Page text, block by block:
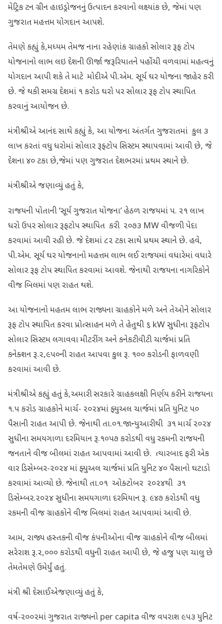
મેટ્રિક ટન ગ્રીન હાઇડ્રોજનનું ઉત્પાદન કરવાનો લક્ષ્યાંક છે, જેમાં પણ
ગુજરાત મહત્તમ યોગદાન આપશે.
તેમણે કહ્યું કે,મધ્યમ તેમજ નાના રહેણાંક ગ્રાહકો સોલાર રૂફ ટોપ
યોજનાનો લાભ લઇ દેશની ઊર્જા જરૂરિયાતને પહોંચી વળવામાં મહત્વનું
યોગદાન આપી શકે તે માટે મોદીએ પી.એમ. સૂર્ય ઘર યોજના જાહેર કરી
છે. જે થકી સમગ્ર દેશમાં ૧ કરોડ ઘરો પર સોલાર રૂફ ટોપ સ્થાપિત
કરવાનું આયોજન છે.
મંત્રીશ્રીએ આનંદ સાથે કહ્યું કે, આ યોજના અંતર્ગત ગુજરાતમાં કુલ ૩
લાખ કરતાં વધુ ધરોમાં સોલાર રૂફ્ટોપ સિસ્ટમ સ્થાપવામાં આવી છે, જે
દેશના ૪૦ ટકા છે,જેમાં પણ ગુજરાત દેશભરમાં પ્રથમ સ્થાને છે.
મંત્રીશ્રીએ જણાવ્યું હતું કે,
રાજયની પોતાની ‘સૂર્ય ગુજરાત યોજના’ હેઠળ રાજયમાં ૫. ૨૧ લાખ
ધરો ઉપર સોલાર રૂફટોપ સ્થાપિત કરી ૨૦૭૩ MW વીજળી પેદા
કરવામાં આવી રહી છે. જે દેશમાં ૮૨ ટકા સાથે પ્રથમ સ્થાને છે. હવે,
પી.એમ. સૂર્ય ઘર યોજનાનો મહત્તમ લાભ લઈ રાજયમાં વધારેમાં વધારે
સોલાર રૂફ ટોપ સ્થાપિત કરવામાં આવશે. જેનાથી રાજયના નાગરિકોને
વીજ બિલમાં પણ રાહત થશે.
આ યોજનાનો મહતમ લાભ રાજ્યના ગ્રાહકોને મળે અને તેઓને સોલાર
રૂફ ટોપ સ્થાપિત કરવા પ્રોત્સાહન મળે તે હેતુથી ૬ kW સુધીના રૂફટોપ
સોલાર સિસ્ટમ લગાવવા મીટરીંગ અને કનેકટીવીટી ચાર્જમાં પ્રતિ
કનેક્શન રૂ.૨,૯૫૦ની રાહત આપવા કુલ રૂ. ૧૦૦ કરોડની ફાળવણી
કરવામાં આવી છે.
મંત્રીશ્રીએ કહ્યું હતું કે,અમારી સરકારે ગ્રાહકલક્ષી નિર્ણય કરીને રાજયના
૧.૫ કરોડ ગ્રાહકોને માર્ચ- ૨૦૨૪માં ફ્યુઅલ ચાર્જમાં પ્રતિ યુનિટ ૫૦
પૈસાની રાહત આપી છે. જેનાથી તા.૦૧.જાન્યુઆરીથી ૩૧ માર્ચ ૨૦૨૪
સુધીના સમયગાળા દરમિયાન રૂ.૧૦૫૭ કરોડથી વધુ રકમની રાજયની
જનતાને વીજ બીલમાં રાહત આપવામાં આવી છે. ત્યારબાદ ફરી એક
વાર ડિસેમ્બર-૨૦૨૪ માં ફ્યુઅલ ચાર્જમાં પ્રતિ યુનિટ ૪૦ પૈસાનો ઘટાડો
કરવામાં આવ્યો છે. જેનાથી તા.૦૧ ઓક્ટોબર ૨૦૨૪થી ૩૧
ડિસેમ્બર.૨૦૨૪ સુધીના સમયગાળા દરમિયાન રૂ. ૯૪૭ કરોડથી વધુ
રકમની વીજ ગ્રાહકોને વીજ બિલમાં રાહત આપવામાં આવી છે.
આમ, રાજ્ય હસ્તકની વીજ કંપનીઓના વીજ ગ્રાહકોને વીજ બીલમાં
સરેરાશ રૂ.૨,૦૦૦ કરોડથી વધુની રાહત આપી છે, જે હજુ પણ ચાલુ છે
તેમ‌તેમણે ઉમેર્યું હતું.
મંત્રી શ્રી દેસાઈએ‌જણાવ્યું હતું કે,
વર્ષ-૨૦૦૨માં ગુજરાત રાજ્યનો per capita વીજ વપરાશ ૯૫૩ યુનિટ